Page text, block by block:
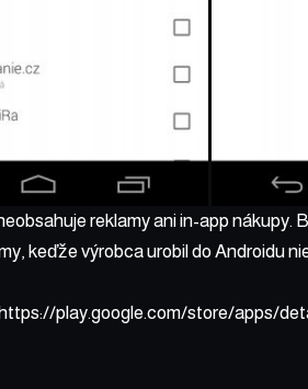
reklamy ani in-app
keďže výrobca urobil do Androidu
play.google.com/store/apps/